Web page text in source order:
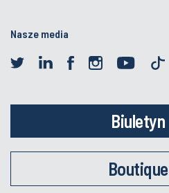
Nasze media
Biuletyn
Boutique